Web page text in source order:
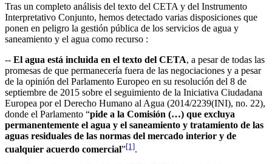
Tras un completo análisis del texto del CETA y del Instrumento
Interpretativo Conjunto, hemos detectado varias disposiciones que
ponen en peligro la gestión pública de los servicios de agua y
saneamiento y el agua como recurso :
-- El agua está incluida en el texto del CETA, a pesar de todas las
promesas de que permanecería fuera de las negociaciones y a pesar
de la opinión del Parlamento Europeo en su resolución del 8 de
septiembre de 2015 sobre el seguimiento de la Iniciativa Ciudadana
Europea por el Derecho Humano al Agua (2014/2239(INI), no. 22),
donde el Parlamento “pide a la Comisión (…) que excluya
permanentemente el agua y el saneamiento y tratamiento de las
aguas residuales de las normas del mercado interior y de
cualquier acuerdo comercial”[1].